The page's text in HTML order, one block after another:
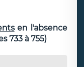
en l'absence
733 à 755)